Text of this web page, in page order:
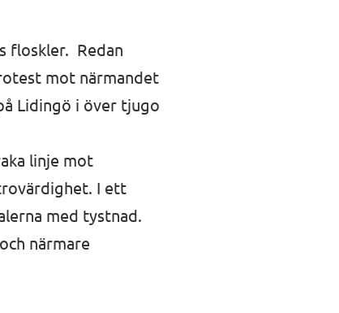
floskler. Redan
mot närmandet
Lidingö i över tjugo
linje mot
I ett
med tystnad.
närmare